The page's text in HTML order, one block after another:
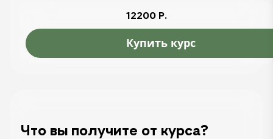
12200 Р.
Купить курс
Что вы получите от курса?